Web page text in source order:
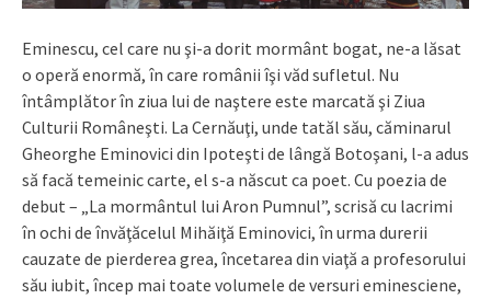
Eminescu, cel care nu şi-a dorit mormânt bogat, ne-a lăsat
o operă enormă, în care românii îşi văd sufletul. Nu
întâmplător în ziua lui de naştere este marcată şi Ziua
Culturii Româneşti. La Cernăuţi, unde tatăl său, căminarul
Gheorghe Eminovici din Ipoteşti de lângă Botoşani, l-a adus
să facă temeinic carte, el s-a născut ca poet. Cu poezia de
debut – „La mormântul lui Aron Pumnul”, scrisă cu lacrimi
în ochi de învăţăcelul Mihăiţă Eminovici, în urma durerii
cauzate de pierderea grea, încetarea din viaţă a profesorului
său iubit, încep mai toate volumele de versuri eminesciene,